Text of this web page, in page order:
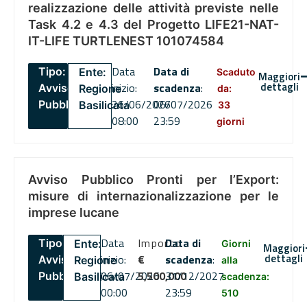
realizzazione delle attività previste nelle
Task 4.2 e 4.3 del Progetto LIFE21-NAT-
IT-LIFE TURTLENEST 101074584
Tipo:
Avviso
Pubblico
Ente:
Regione
Basilicata
Data
inizio:
26/06/2026
08:00
Data di
scadenza:
06/07/2026
23:59
Scaduto
da:
33
giorni
Maggiori
dettagli
Avviso Pubblico Pronti per l’Export:
misure di internazionalizzazione per le
imprese lucane
Tipo:
Avviso
Pubblico
Ente:
Regione
Basilicata
Data
inizio:
06/07/2026
00:00
Importo
€
5,500,000
Data di
scadenza:
31/12/2027
23:59
Giorni
alla
scadenza:
510
Maggiori
dettagli